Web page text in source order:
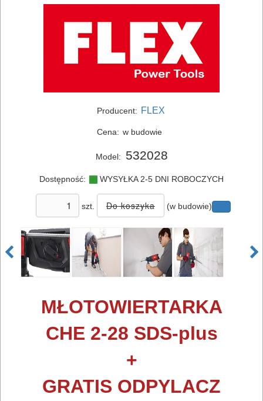
ELEKTRONARZĘDZIA
bruzdownice
frezarki
udarowe
Producent: FLEX
Cena: w budowie
Model: 532028
Dostępność: WYSYŁKA 2-5 DNI ROBOCZYCH
szt. (w budowie)
MŁOTOWIERTARKA
CHE 2-28 SDS-plus
+
GRATIS ODPYLACZ